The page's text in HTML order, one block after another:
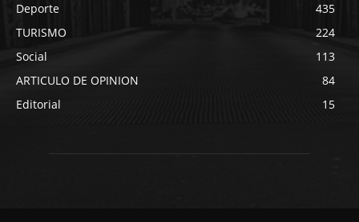
Deporte
435
TURISMO
224
Social
113
ARTICULO DE OPINION
84
Editorial
15